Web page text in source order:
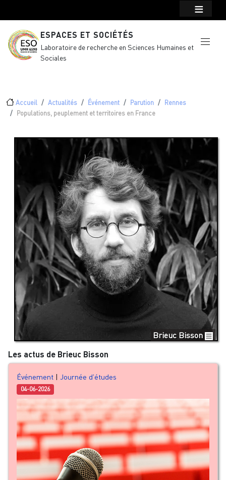
ESPACES ET SOCIÉTÉS
Laboratoire de recherche en Sciences Humaines et
Sociales
Fil d'Ariane
Accueil Actualités Événement Parution
Rennes
Populations, peuplement et territoires en France
Brieuc Bisson
Les actus de Brieuc Bisson
Événement | Journée d'études
04-06-2026